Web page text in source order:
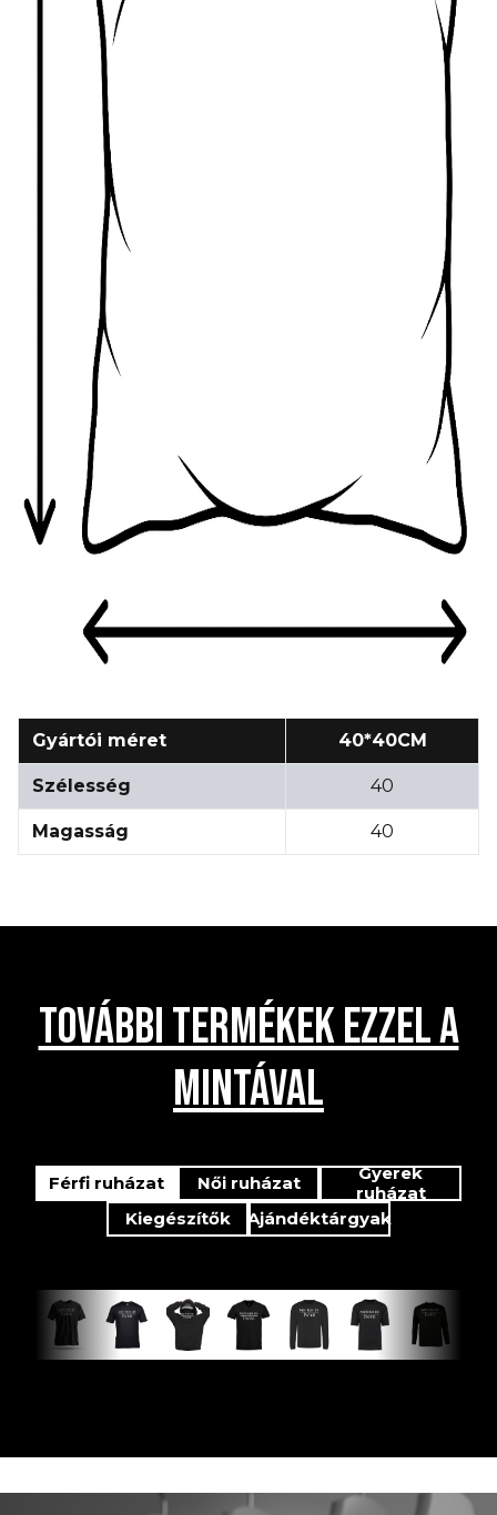
Gyártói méret 40*40CM
Szélesség 40
Magasság 40
TOVÁBBI TERMÉKEK EZZEL A
MINTÁVAL
Férfi ruházat Női ruházat
Gyerek
ruházat
Kiegészítők
Ajándéktárgyak